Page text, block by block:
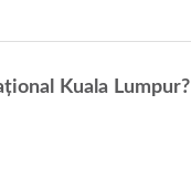
Kuala Lumpur?